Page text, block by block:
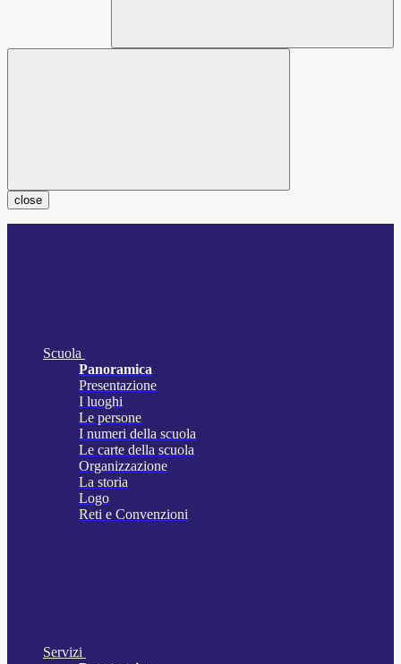
close
Scuola
Panoramica
Presentazione
I luoghi
Le persone
I numeri della scuola
Le carte della scuola
Organizzazione
La storia
Logo
Reti e Convenzioni
Servizi